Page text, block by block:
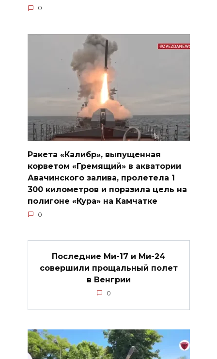
0
Ракета «Калибр», выпущенная
корветом «Гремящий» в акватории
Авачинского залива, пролетела 1
300 километров и поразила цель на
полигоне «Кура» на Камчатке
0
Последние Ми-17 и Ми-24
совершили прощальный полет
в Венгрии
0